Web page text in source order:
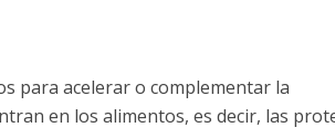
para acelerar o complementar la
en los alimentos, es decir, las